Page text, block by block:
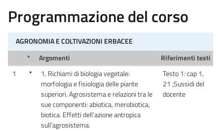
Programmazione del corso
AGRONOMIA E COLTIVAZIONI ERBACEE
*
Argomenti
Riferimenti testi
1
*
1. Richiami di biologia vegetale:
morfologia e fisiologia delle piante
superiori. Agrosistema e relazioni tra le
sue componenti: abiotica, merobiotica,
biotica. Effetti dell’azione antropica
sull’agrosistema.
Testo 1: cap 1,
21 ;Sussidi del
docente